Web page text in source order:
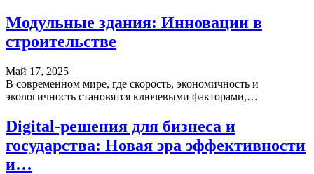
Модульные здания: Инновации в
строительстве
Май 17, 2025
В современном мире, где скорость, экономичность и
экологичность становятся ключевыми факторами,…
Digital-решения для бизнеса и
государства: Новая эра эффективности
и…